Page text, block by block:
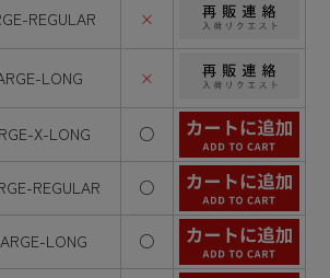
REGULAR ×
LONG ×
X-LONG ○
REGULAR ○
LONG ○